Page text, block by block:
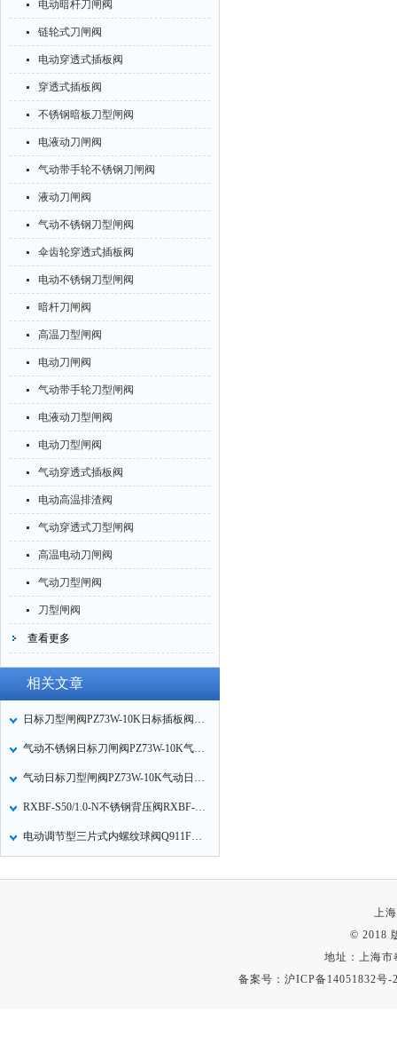
电动暗杆刀闸阀
链轮式刀闸阀
电动穿透式插板阀
穿透式插板阀
不锈钢暗板刀型闸阀
电液动刀闸阀
气动带手轮不锈钢刀闸阀
液动刀闸阀
气动不锈钢刀型闸阀
伞齿轮穿透式插板阀
电动不锈钢刀型闸阀
暗杆刀闸阀
高温刀型闸阀
电动刀闸阀
气动带手轮刀型闸阀
电液动刀型闸阀
电动刀型闸阀
气动穿透式插板阀
电动高温排渣阀
气动穿透式刀型闸阀
高温电动刀闸阀
气动刀型闸阀
刀型闸阀
查看更多
相关文章
日标刀型闸阀PZ73W-10K日标插板阀不锈钢日标闸板阀工作原理
气动不锈钢日标刀闸阀PZ73W-10K气动日标插板阀气动日标闸板阀特点
气动日标刀型闸阀PZ73W-10K气动日标插板阀气动日标闸板阀应用范围
RXBF-S50/1.0-N不锈钢背压阀RXBF-S不锈钢法兰背压阀的性能特点
电动调节型三片式内螺纹球阀Q911F电动调节球阀4~20mA调节阀门开度的特点
上
© 2018
地址：上海市
备案号：沪ICP备14051832号-